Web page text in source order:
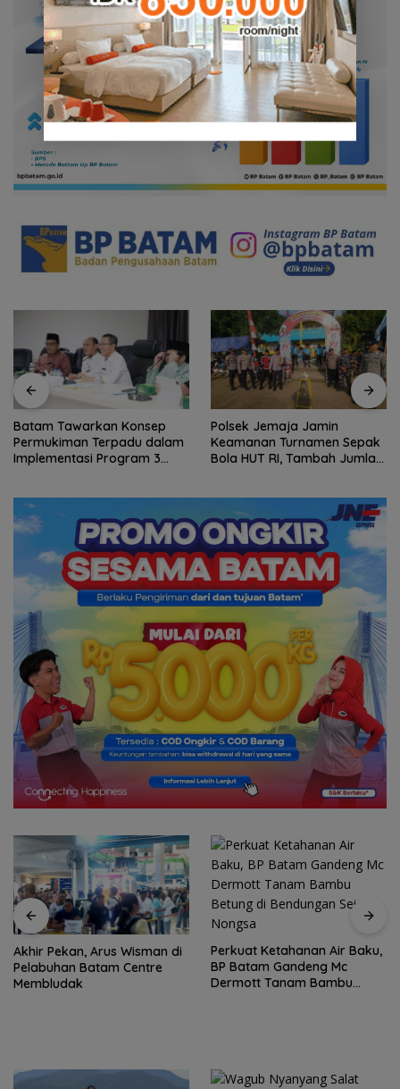
Batam Tawarkan Konsep
Permukiman Terpadu dalam
Implementasi Program 3
Polsek Jemaja Jamin
Keamanan Turnamen Sepak
Bola HUT RI, Tambah Jumlah
Akhir Pekan, Arus Wisman di
Pelabuhan Batam Centre
Membludak
Perkuat Ketahanan Air Baku,
BP Batam Gandeng Mc
Dermott Tanam Bambu